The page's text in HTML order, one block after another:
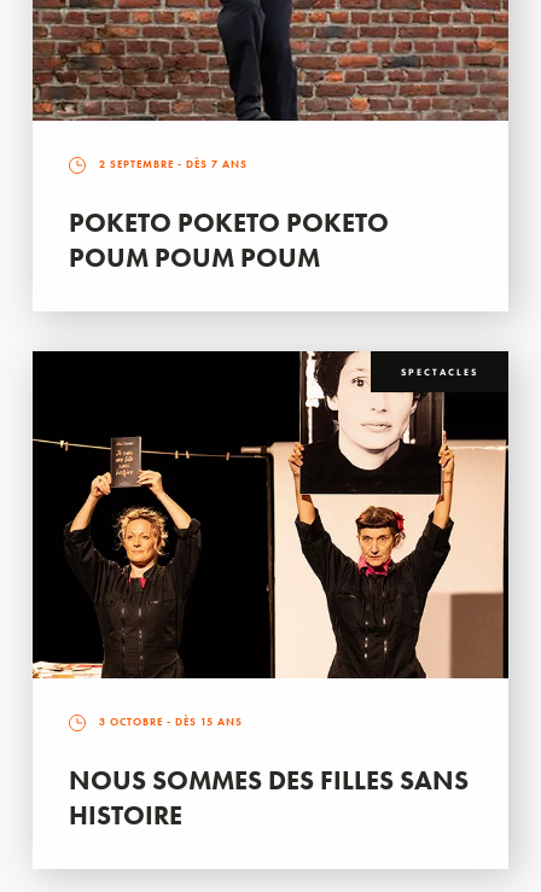
2 SEPTEMBRE - DÈS 7 ANS
POKETO POKETO POKETO
POUM POUM POUM
SPECTACLES
3 OCTOBRE - DÈS 15 ANS
NOUS SOMMES DES FILLES SANS
HISTOIRE